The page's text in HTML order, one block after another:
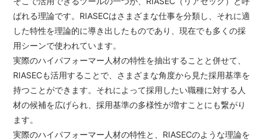
ばれる理論です。RIASECはさまざまな仕事を分類し、それに適
した特性を理論的に導き出したものであり、現在でも多くの採
用シーンで使われています。
実際のハイパフォーマー人材の特性を抽出することと併せて、
RIASECも活用することで、さまざまな角度から見た採用基準を
持つことができます。それによって採用したい職種に対する人
材の候補を広げられ、採用基準の多様性が増すことにも繋がり
ます。
実際のハイパフォーマー人材の特性と、RIASECのような理論を